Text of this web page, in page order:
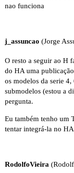
nao funciona
j_assuncao (Jorge
O resto a seguir ao H
do HA uma
os modelos da serie
submodelos (estou a
pergunta.
Eu também tenho um
tentar integrá-la no HA
RodolfoVieira